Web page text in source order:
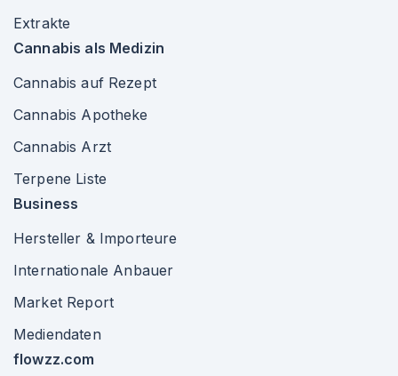
Extrakte
Cannabis als Medizin
Cannabis auf Rezept
Cannabis Apotheke
Cannabis Arzt
Terpene Liste
Business
Hersteller & Importeure
Internationale Anbauer
Market Report
Mediendaten
flowzz.com